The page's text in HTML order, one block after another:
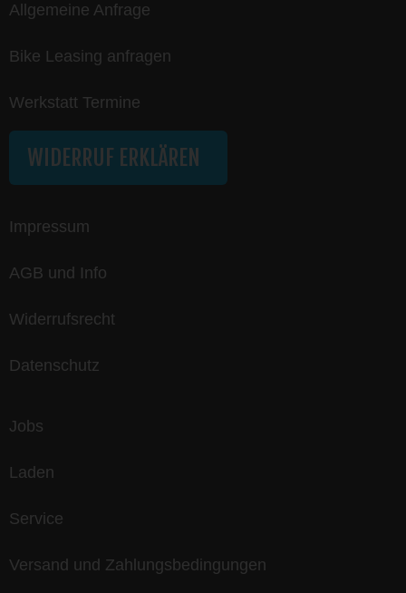
Allgemeine Anfrage
Bike Leasing anfragen
Werkstatt Termine
WIDERRUF ERKLÄREN
Impressum
AGB und Info
Widerrufsrecht
Datenschutz
Jobs
Laden
Service
Versand und Zahlungsbedingungen